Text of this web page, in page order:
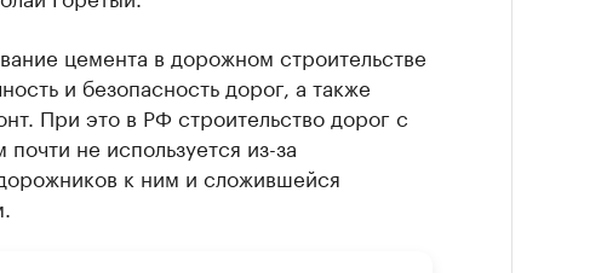
цемента в дорожном строительстве
и безопасность дорог, а также
При это в РФ строительство дорог с
не используется из-за
к ним и сложившейся